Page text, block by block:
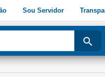
Sou Servidor
search